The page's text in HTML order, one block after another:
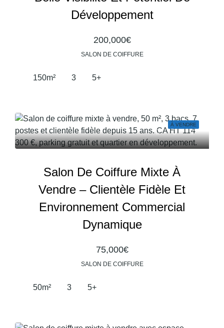
Développement
200,000€
SALON DE COIFFURE
150m² 3 5+
À VENDRE
Salon De Coiffure Mixte À
Vendre – Clientèle Fidèle Et
Environnement Commercial
Dynamique
75,000€
SALON DE COIFFURE
50m² 3 5+